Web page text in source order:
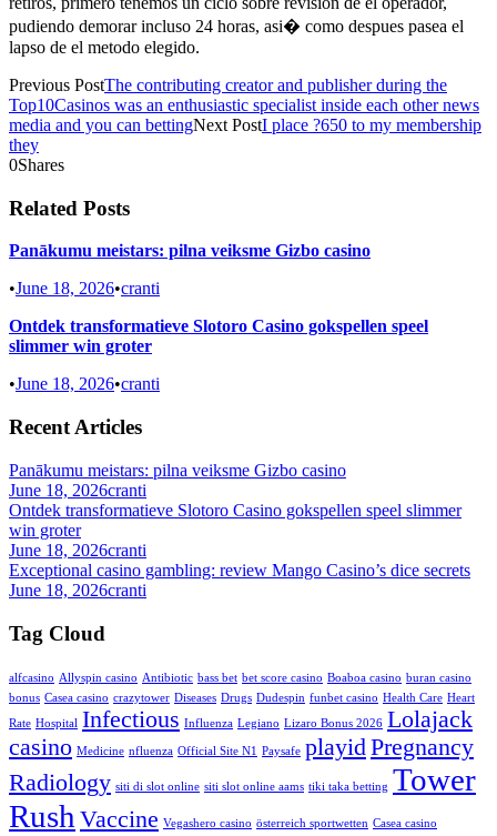
pudiendo demorar incluso 24 horas, asi� como despues pasea el
lapso de el metodo elegido.
Previous PostThe contributing creator and publisher during the
Top10Casinos was an enthusiastic specialist inside each other news
media and you can bettingNext PostI place ?650 to my membership
they
0Shares
Related Posts
Panākumu meistars: pilna veiksme Gizbo casino
•June 18, 2026•cranti
Ontdek transformatieve Slotoro Casino gokspellen speel
slimmer win groter
•June 18, 2026•cranti
Recent Articles
Panākumu meistars: pilna veiksme Gizbo casino
June 18, 2026cranti
Ontdek transformatieve Slotoro Casino gokspellen speel slimmer
win groter
June 18, 2026cranti
Exceptional casino gambling: review Mango Casino’s dice secrets
June 18, 2026cranti
Tag Cloud
alfcasino Allyspin casino Antibiotic bass bet bet score casino Boaboa casino buran casino
bonus Casea casino crazytower Diseases Drugs Dudespin funbet casino Health Care Heart
Rate Hospital Infectious Influenza Legiano Lizaro Bonus 2026 Lolajack
casino Medicine nfluenza Official Site N1 Paysafe playidPregnancy
Radiology siti di slot online siti slot online aams tiki taka betting Tower
Rush Vaccine Vegashero casino österreich sportwetten Сasea casino